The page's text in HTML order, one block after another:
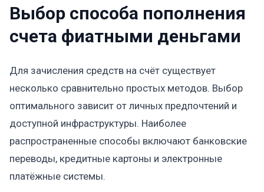
Выбор способа пополнения
счета фиатными деньгами
Для зачисления средств на счёт существует
несколько сравнительно простых методов. Выбор
оптимального зависит от личных предпочтений и
доступной инфраструктуры. Наиболее
распространенные способы включают банковские
переводы, кредитные картоны и электронные
платёжные системы.